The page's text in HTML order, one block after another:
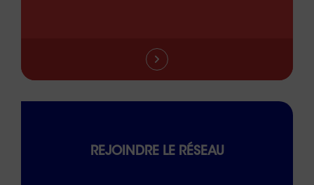
REJOINDRE LE RÉSEAU